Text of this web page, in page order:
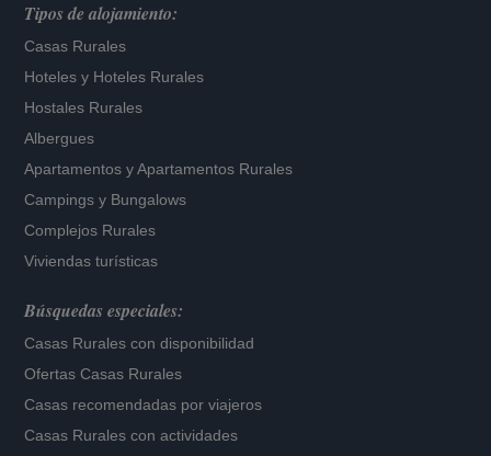
Tipos de alojamiento:
Casas Rurales
Hoteles y Hoteles Rurales
Hostales Rurales
Albergues
Apartamentos yApartamentos Rurales
Campings y Bungalows
Complejos Rurales
Viviendas turísticas
Búsquedas especiales:
Casas Rurales con disponibilidad
Ofertas Casas Rurales
Casas recomendadas por viajeros
Casas Rurales con actividades